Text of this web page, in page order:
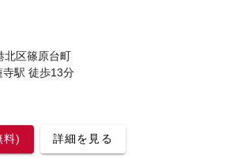
北区篠原台町
寺駅 徒歩13分
料) 詳細を見る